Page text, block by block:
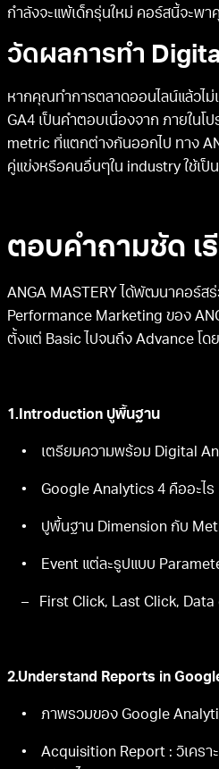
กำลังจะแพ้เด็กรุ่นใหม่ คอร์สนี้จะพ
วัดผลการทำ
หากคุณทำการตลาดออนไลน์แล้วไม่
GA4 เป็นคำตอบเนื่องจาก ภายใน
metric ที่แตกต่างกันออกไป ทาง
คู่แข่งหรือคนอื่นๆใน industry ใช้เป็
ตอบคำถามชัด เ
ANGA MASTERY ได้พัฒนาคอร์
Performance Marketing ของ
ตั้งแต่ Basic ไปจนถึง Advance โ
1.Introduction ปูพื้นฐาน
• เตรียมความพร้อม Digital
• Google Analytics 4 คืออะไร
• ปูพื้นฐาน Dimension กับ
• Event แต่ละรูปแบบ
– First Click, Last Click, Data
2.Understand Reports in
• ภาพรวมของ Google
• Acquisition Report : วิเคราะ